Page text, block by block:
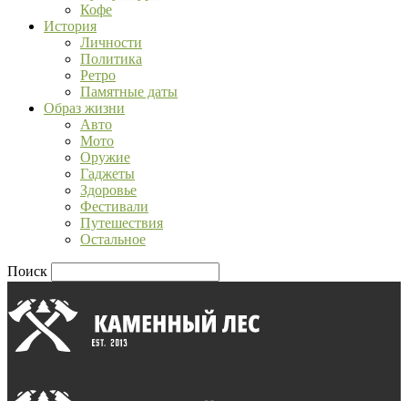
Кофе
История
Личности
Политика
Ретро
Памятные даты
Образ жизни
Авто
Мото
Оружие
Гаджеты
Здоровье
Фестивали
Путешествия
Остальное
Поиск